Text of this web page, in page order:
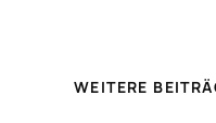
WEITERE